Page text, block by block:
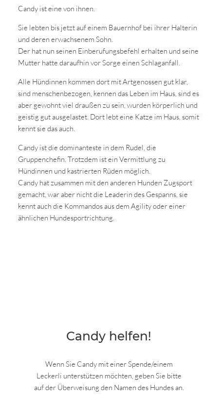
Candy ist eine von ihnen.
Sie lebten bis jetzt auf einem Bauernhof bei ihrer Halterin
und deren erwachsenem Sohn.
Der hat nun seinen Einberufungsbefehl erhalten und seine
Mutter hatte daraufhin vor Sorge einen Schlaganfall.
Alle Hündinnen kommen dort mit Artgenossen gut klar,
sind menschenbezogen, kennen das Leben im Haus, sind es
aber gewohnt viel draußen zu sein, wurden körperlich und
geistig gut ausgelastet. Dort lebt eine Katze im Haus, somit
kennt sie das auch.
Candy ist die dominanteste in dem Rudel, die
Gruppenchefin. Trotzdem ist ein Vermittlung zu
Hündinnen und kastrierten Rüden möglich.
Candy hat zusammen mit den anderen Hunden Zugsport
gemacht, war aber nicht die Leaderin des Gespanns, sie
kennt auch die Kommandos aus dem Agility oder einer
ähnlichen Hundesportrichtung.
Candy helfen!
Wenn Sie Candy mit einer Spende/einem
Leckerli unterstützen möchten, geben Sie bitte
auf der Überweisung den Namen des Hundes an.